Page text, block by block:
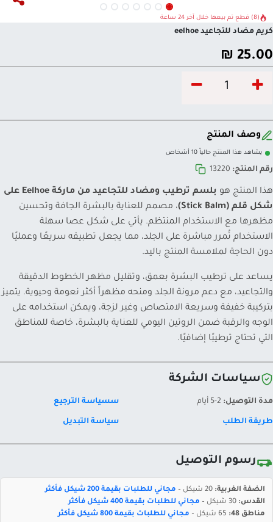
(8) قطع تم بيعها خلال آخر 24 ساعة
كريم مضاد للتجاعيد eelhoe
25.00
₪
وصف المنتج
يشاهد هذا المنتج حالياً 10 أشخاص
رقم المنتج: 13220
هذا المنتج هو
بلسم ترطيب ومضاد للتجاعيد من ماركة Eelhoe على
شكل قلم (Stick Balm)
، مصمم للعناية بالبشرة الجافة وتحسين
مظهرها مع الاستخدام المنتظم. يأتي على شكل عصا سهلة
الاستخدام تُمرر مباشرة على الجلد، مما يجعل تطبيقه سريعًا وعمليًا
دون الحاجة لملامسة المنتج باليد.
يساعد على ترطيب البشرة بعمق، وتقليل مظهر الخطوط الدقيقة
والتجاعيد، مع دعم مرونة الجلد ومنحه مظهراً أكثر نعومة وحيوية. يتميز
بتركيبة خفيفة وسريعة الامتصاص وغير لزجة، ويمكن استخدامه على
الوجه والرقبة ضمن الروتين اليومي للعناية بالبشرة، خاصة للمناطق
التي تحتاج ترطيبًا إضافيًا.
سياسات الشركة
مدة التوصيل: سسياسة الترجيع
طريقة الطلب سياسة التبديل
رسوم التوصيل
الضفة الغربية:
مجاني للطلبات بقيمة 200 شيكل فأكثر
القدس:
مجاني للطلبات بقيمة 400 شيكل فأكثر
مناطق 48:
مجاني للطلبات بقيمة 800 شيكل فأكثر